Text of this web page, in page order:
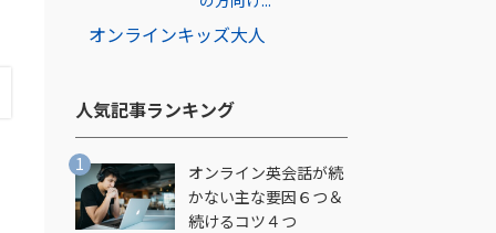
オンラインキッズ大人
人気記事ランキング​
オンライン英会話が続
かない主な要因６つ＆
続けるコツ４つ